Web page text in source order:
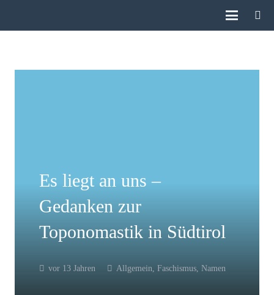
Es liegt an uns –
Gedanken zur
Toponomastik in Südtirol
vor 13 Jahren Allgemein Faschismus, Namen